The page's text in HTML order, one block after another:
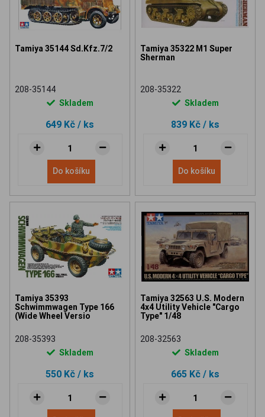
Tamiya 35144 Sd.Kfz.7/2
208-35144
Skladem
649 Kč / ks
Do košíku
Tamiya 35322 M1 Super
Sherman
208-35322
Skladem
839 Kč / ks
Do košíku
Tamiya 35393
Schwimmwagen Type 166
(Wide Wheel Versio
208-35393
Skladem
550 Kč / ks
Tamiya 32563 U.S. Modern
4x4 Utility Vehicle "Cargo
Type" 1/48
208-32563
Skladem
665 Kč / ks